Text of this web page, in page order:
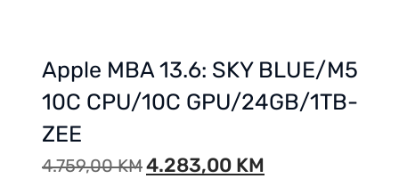
Apple MBA 13.6: SKY BLUE/M5
10C CPU/10C GPU/24GB/1TB-
ZEE
4.759,00KM4.283,00 KM